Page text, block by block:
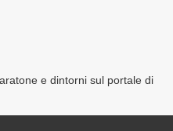
e dintorni sul portale di